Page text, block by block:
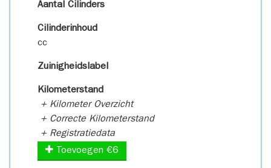
Aantal Cilinders
Cilinderinhoud
cc
Zuinigheidslabel
Kilometerstand
+ Kilometer Overzicht
+ Correcte Kilometerstand
+ Registratiedata
Toevoegen €6